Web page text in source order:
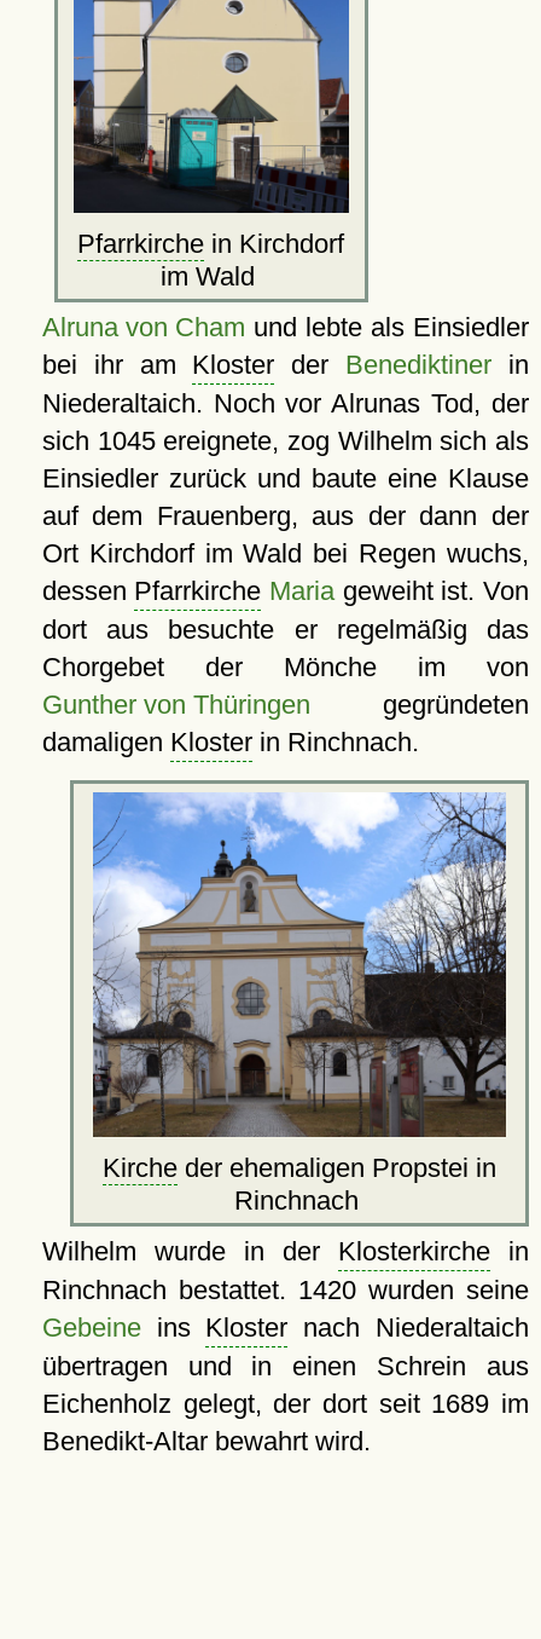
Pfarrkirche in Kirchdorf
im Wald
Alruna von Cham und lebte als Einsiedler
bei ihr am Kloster der Benediktiner in
Niederaltaich. Noch vor Alrunas Tod, der
sich 1045 ereignete, zog Wilhelm sich als
Einsiedler zurück und baute eine Klause
auf dem Frauenberg, aus der dann der
Ort Kirchdorf im Wald bei Regen wuchs,
dessen Pfarrkirche Mariageweiht ist. Von
dort aus besuchte er regelmäßig das
Chorgebet der Mönche im von
Gunther von Thüringen gegründeten
damaligen Klosterin Rinchnach.
Kirche der ehemaligen Propstei in
Rinchnach
Wilhelm wurde in der Klosterkirchein
Rinchnach bestattet. 1420 wurden seine
Gebeineins Kloster nach Niederaltaich
übertragen und in einen Schrein aus
Eichenholz gelegt, der dort seit 1689 im
Benedikt-Altar bewahrt wird.